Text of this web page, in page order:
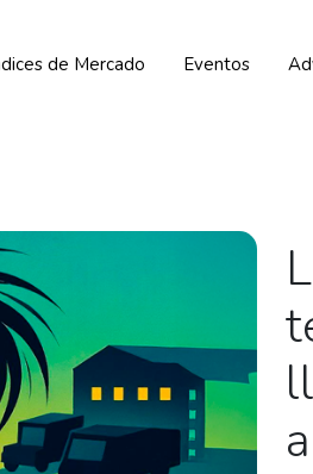
de Mercado Eventos